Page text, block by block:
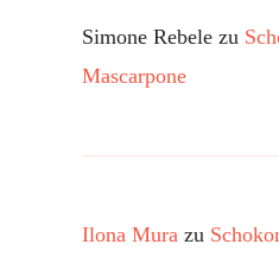
Simone Rebele zu
Mascarpone
Ilona Mura zu